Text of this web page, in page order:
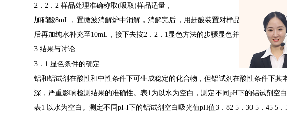
2 ．2 ．2样品处理准确称取(吸取)样品适量，
加硝酸8mL ，置微波消解炉中消解，消解完后，用赶酸装置对样品进行赶酸处理
后再加纯水补充至 10mL ，接下去按2 ．2 ． 1显色方法的步骤显色并测定。
3结果与讨论
3 ． 1 显色条件的确定
铝和铝试剂在酸性和中性条件下可生成稳定的化合物，但铝试剂在酸性条件下其
深，严重影响检测结果的准确性。表1为以水为空白，测定不同pH下的铝试剂空白
表1 以水为空白。测定不同pI-I下的铝试剂空白吸光值pH值3 ．82 5 ．30 5 ．45 5 ．